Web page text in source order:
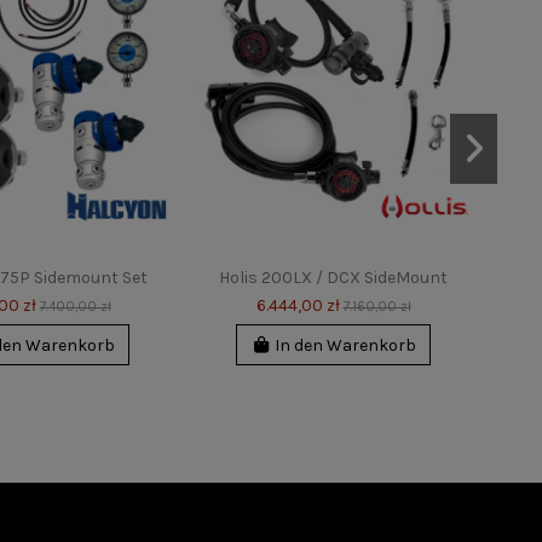
Sidemount Set
zł 7.400,00 zł
Warenkorb
Holis 200LX / DCX SideMount
6.444,00 zł 7.160,00 zł
In den Warenkorb